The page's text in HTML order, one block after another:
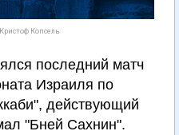
Копсель
последний матч
Израиля по
действующий
"Бней Сахнин".